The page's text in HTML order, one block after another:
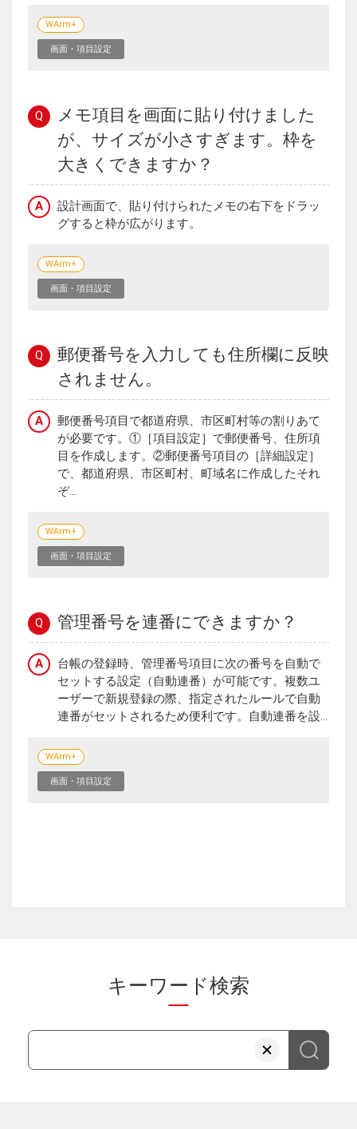
WArm+
画面・項目設定
Q
メモ項目を画面に貼り付けました
が、サイズが小さすぎます。枠を
大きくできますか？
A
設計画面で、貼り付けられたメモの右下をドラッ
グすると枠が広がります。
WArm+
画面・項目設定
Q
郵便番号を入力しても住所欄に反映
されません。
A
郵便番号項目で都道府県、市区町村等の割りあて
が必要です。①［項目設定］で郵便番号、住所項
目を作成します。②郵便番号項目の［詳細設定］
で、都道府県、市区町村、町域名に作成したそれ
ぞ...
WArm+
画面・項目設定
Q 管理番号を連番にできますか？
A
台帳の登録時、管理番号項目に次の番号を自動で
セットする設定（自動連番）が可能です。複数ユ
ーザーで新規登録の際、指定されたルールで自動
連番がセットされるため便利です。自動連番を設...
WArm+
画面・項目設定
キーワード検索